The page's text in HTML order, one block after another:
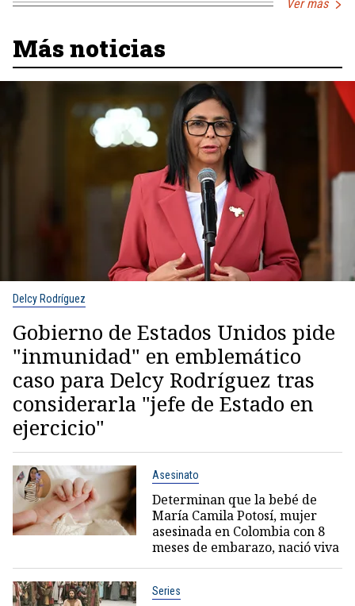
Ver más
Más noticias
Delcy Rodríguez
Gobierno de Estados Unidos pide
"inmunidad" en emblemático
caso para Delcy Rodríguez tras
considerarla "jefe de Estado en
ejercicio"
Asesinato
Determinan que la bebé de
María Camila Potosí, mujer
asesinada en Colombia con 8
meses de embarazo, nació viva
Series